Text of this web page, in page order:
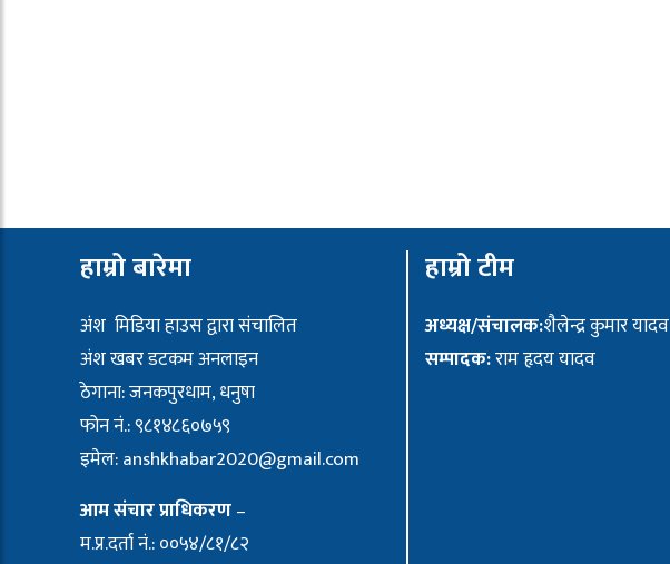
हाम्रो बारेमा
अंश मिडिया हाउस द्वारा संचालित
अंश खबर डटकम अनलाइन
ठेगाना: जनकपुरधाम, धनुषा
फोन नं.: ९८१४८६०७५९
इमेल:anshkhabar2020@gmail.com
आम संचार प्राधिकरण–
म.प्र.दर्ता नं.: ००५४/८१/८२
हाम्रो टीम
अध्यक्ष/संचालक:शैलेन्द्र कुमार यादव
सम्पादक:राम हृदय यादव